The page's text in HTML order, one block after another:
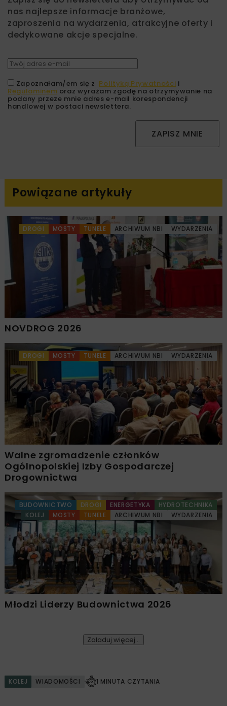
nas najlepsze informacje branżowe,
zaproszenia na wydarzenia, atrakcyjne oferty i
dedykowane akcje specjalne.
Zapoznałam/em się z Polityką Prywatności i
Regulaminem oraz wyrażam zgodę na otrzymywanie na
podany przeze mnie adres e-mail korespondencji
handlowej w postaci newslettera.
ZAPISZ MNIE
Powiązane artykuły
DROGI MOSTY TUNELE ARCHIWUM NBI WYDARZENIA
NOVDROG 2026
DROGI MOSTY TUNELE ARCHIWUM NBI WYDARZENIA
Walne zgromadzenie członków
Ogólnopolskiej Izby Gospodarczej
Drogownictwa
BUDOWNICTWO DROGI ENERGETYKA
HYDROTECHNIKA
KOLEJ
MOSTY TUNELE ARCHIWUM NBI WYDARZENIA
Młodzi Liderzy Budownictwa 2026
Załaduj więcej...
KOLEJ WIADOMOŚCI 1 MINUTA CZYTANIA